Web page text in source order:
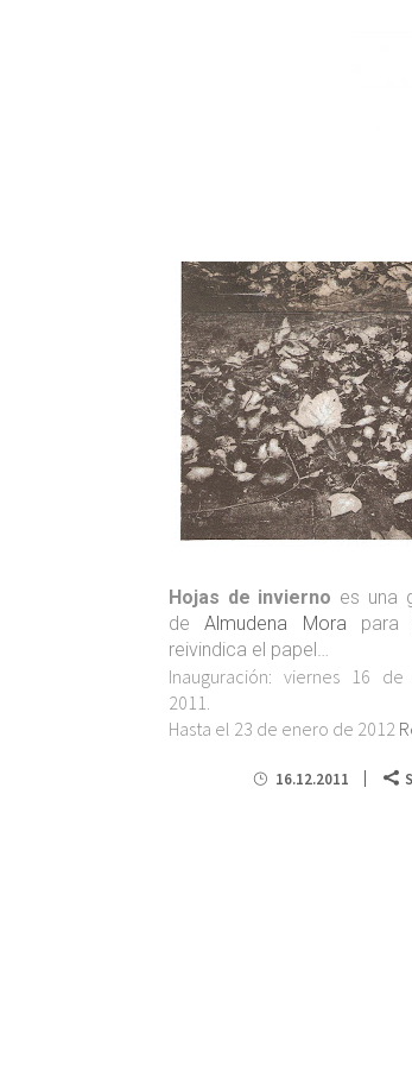
Hojas de invierno es una
deAlmudena Mora para
reivindica el papel…
Inauguración: viernes 16
2011.
Hasta el 23 de enero de 2012
16.12.2011